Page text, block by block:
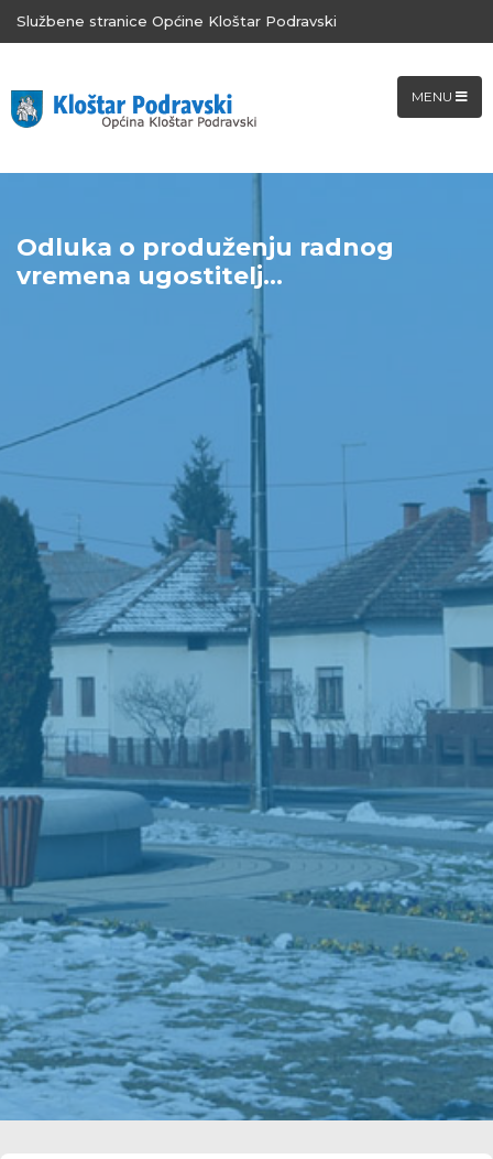
Službene stranice Općine Kloštar Podravski
MENU
Odluka o produženju radnog
vremena ugostitelj...